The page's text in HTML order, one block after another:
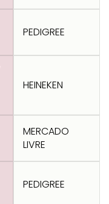
PEDIGREE
HEINEKEN
MERCADO
LIVRE
PEDIGREE